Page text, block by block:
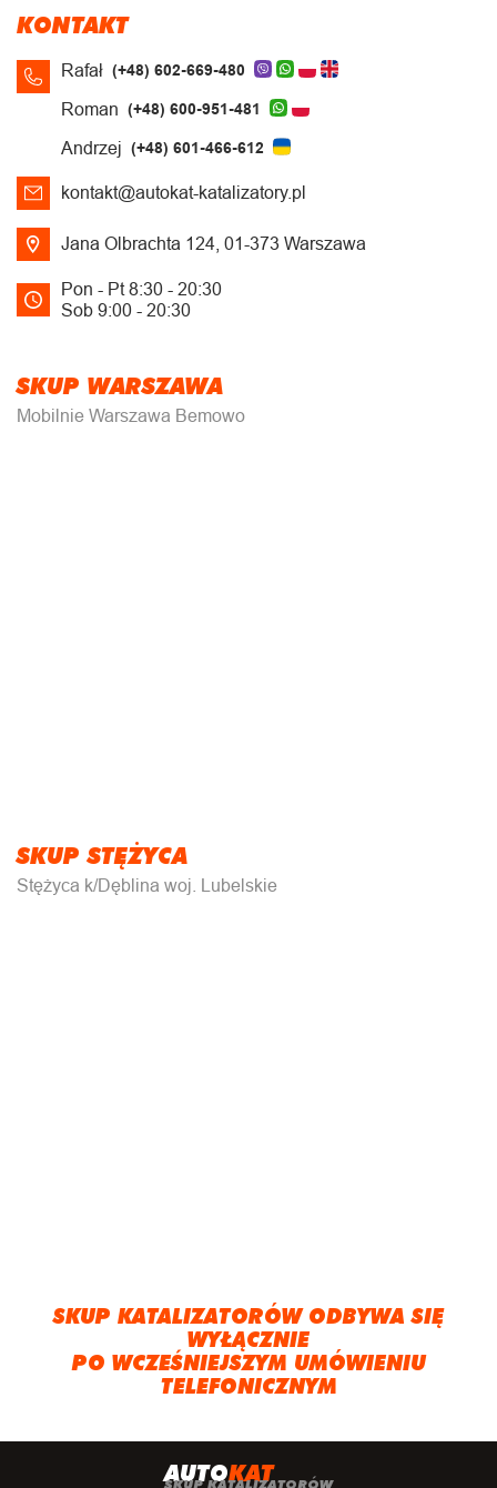
KONTAKT
Rafał (+48) 602-669-480
Roman (+48) 600-951-481
Andrzej (+48) 601-466-612
kontakt@autokat-katalizatory.pl
Jana Olbrachta 124, 01-373 Warszawa
Pon - Pt 8:30 - 20:30
Sob 9:00 - 20:30
SKUP WARSZAWA
Mobilnie Warszawa Bemowo
SKUP STĘŻYCA
Stężyca k/Dęblina woj. Lubelskie
SKUP KATALIZATORÓW ODBYWA SIĘ
WYŁĄCZNIE
PO WCZEŚNIEJSZYM UMÓWIENIU
TELEFONICZNYM
AUTOKAT
SKUP KATALIZATORÓW